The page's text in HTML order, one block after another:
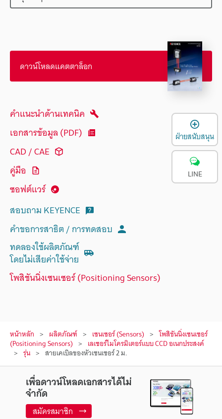
ดาวน์โหลดแคตตาล็อก
คำแนะนำด้านเทคนิค
เอกสารข้อมูล (PDF)
CAD / CAE
คู่มือ
ซอฟต์แวร์
สอบถาม KEYENCE
คำขอการสาธิต / การทดสอบ
ทดลองใช้ผลิตภัณฑ์
โดยไม่เสียค่าใช้จ่าย
โพสิชันนิ่งเซนเซอร์ (Positioning Sensors)
หน้าหลัก ผลิตภัณฑ์ เซนเซอร์ (Sensors) โพสิชันนิ่งเซนเซอร์
(Positioning Sensors) เลเซอร์ไมโครมิเตอร์แบบ CCD อเนกประสงค์
รุ่น สายเคเบิลของหัวเซนเซอร์ 2 ม.
เพื่อดาวน์โหลดเอกสารได้ไม่
จำกัด
สมัครสมาชิก
ฝ่ายสนับสนุน
LINE